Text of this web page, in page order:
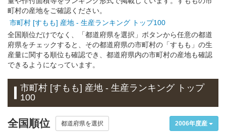
町村の産地をご確認ください。
市町村 [すもも] 産地 - 生産ランキング トップ100
全国順位だけでなく、「都道府県を選択」ボタンから任意の都道
府県をチェックすると、その都道府県の市町村の「すもも」の生
産量に関する順位も確認でき、都道府県内の市町村の産地も確認
できるようになっています。
市町村 [すもも] 産地 - 生産ランキング トップ
100
全国順位 都道府県を選択 2006年度産